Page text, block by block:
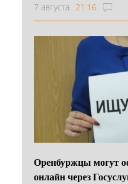
7 августа 21:16
Оренбуржцы могут
онлайн через